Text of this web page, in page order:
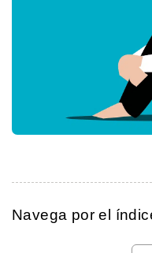
Navega por el